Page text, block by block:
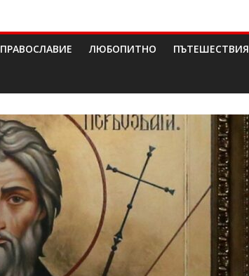
ПРАВОСЛАВИЕ ЛЮБОПИТНО ПЪТЕШЕСТВИЯ